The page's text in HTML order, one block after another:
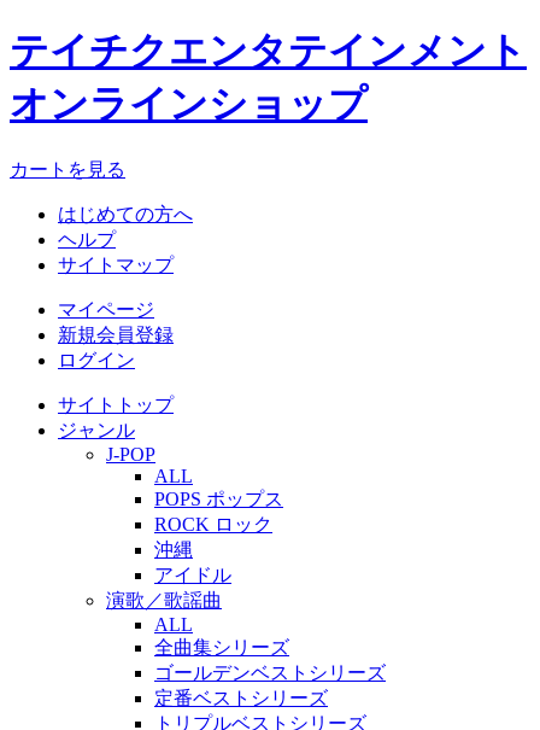
テイチクエンタテインメント
オンラインショップ
カートを見る
はじめての方へ
ヘルプ
サイトマップ
マイページ
新規会員登録
ログイン
サイトトップ
ジャンル
J-POP
ALL
POPS ポップス
ROCK ロック
沖縄
アイドル
演歌／歌謡曲
ALL
全曲集シリーズ
ゴールデンベストシリーズ
定番ベストシリーズ
トリプルベストシリーズ